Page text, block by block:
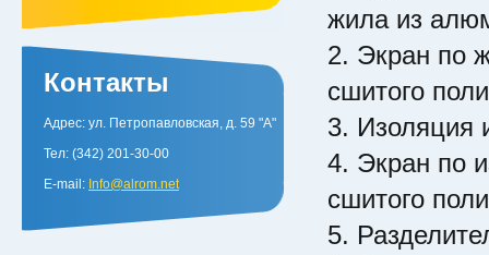
Контакты
Адрес: ул. Петропавловская, д. 59 "А"
Тел: (342) 201-30-00
E-mail: Info@alrom.net
жила из
2. Экран по
сшитого
3. Изоляция
4. Экран по
сшитого
5.